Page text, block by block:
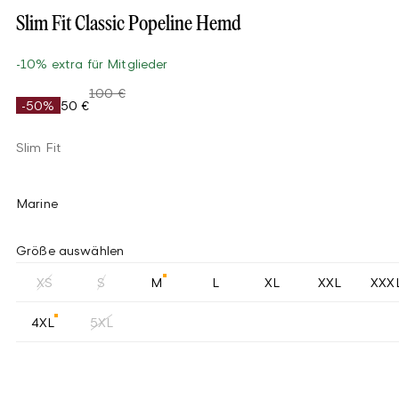
Slim Fit Classic Popeline Hemd
-10% extra für Mitglieder
-50% 50 €
100 €
Slim Fit
Marine
Größe auswählen
XS S M L XL XXL
4XL 5XL